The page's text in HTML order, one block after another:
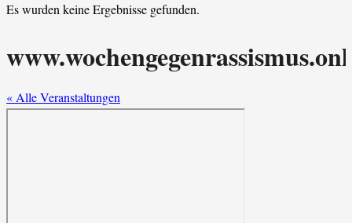
Es wurden keine Ergebnisse gefunden.
« Alle Veranstaltungen